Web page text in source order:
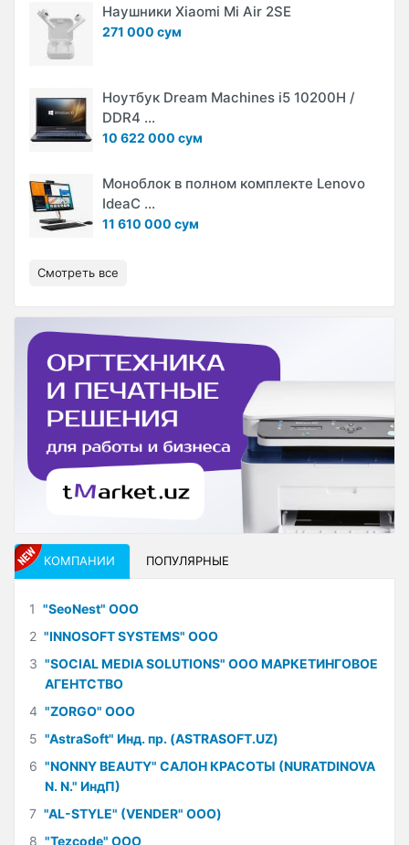
Наушники Xiaomi Mi Air 2SE
271 000 сум
Ноутбук Dream Machines i5 10200H /
DDR4 ...
10 622 000 сум
Моноблок в полном комплекте Lenovo
IdeaC ...
11 610 000 сум
Смотреть все
КОМПАНИИ ПОПУЛЯРНЫЕ
1 "SeoNest" ООО
2 "INNOSOFT SYSTEMS" ООО
3 "SOCIAL MEDIA SOLUTIONS" ООО МАРКЕТИНГОВОЕ
АГЕНТСТВО
4 "ZORGO" ООО
5 "AstraSoft" Инд. пр. (ASTRASOFT.UZ)
6 "NONNY BEAUTY" САЛОН КРАСОТЫ (NURATDINOVA
N. N." ИндП)
7 "AL-STYLE" (VENDER" ООО)
8 "Tezcode" ООО